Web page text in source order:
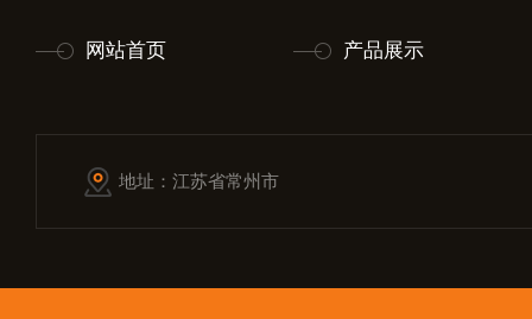
网站首页 产品展示
地址：江苏省常州市